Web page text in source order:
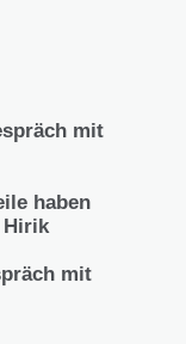
mit
haben
Hirik
mit